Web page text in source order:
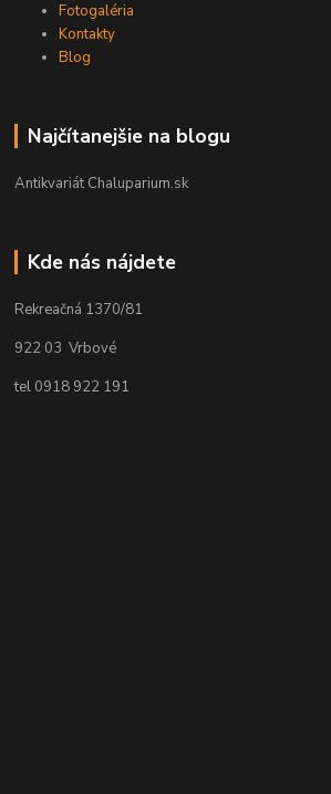
Fotogaléria
Kontakty
Blog
Najčítanejšie na blogu
Antikvariát Chaluparium.sk
Kde nás nájdete
Rekreačná 1370/81
922 03 Vrbové
tel 0918 922 191